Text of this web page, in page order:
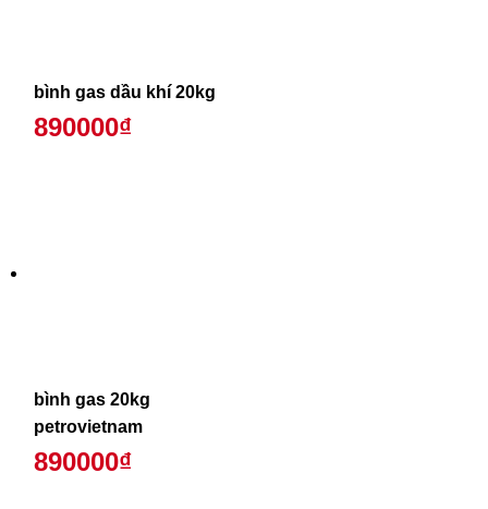
bình gas dầu khí 20kg
890000₫
bình gas 20kg
petrovietnam
890000₫